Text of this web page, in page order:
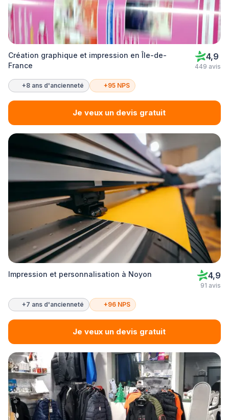
Création graphique et impression en Île-de-
France
4,9
449 avis
+8 ans d'ancienneté +95 NPS
Je veux un devis gratuit
Impression et personnalisation à Noyon 4,9
91 avis
+7 ans d'ancienneté +96 NPS
Je veux un devis gratuit